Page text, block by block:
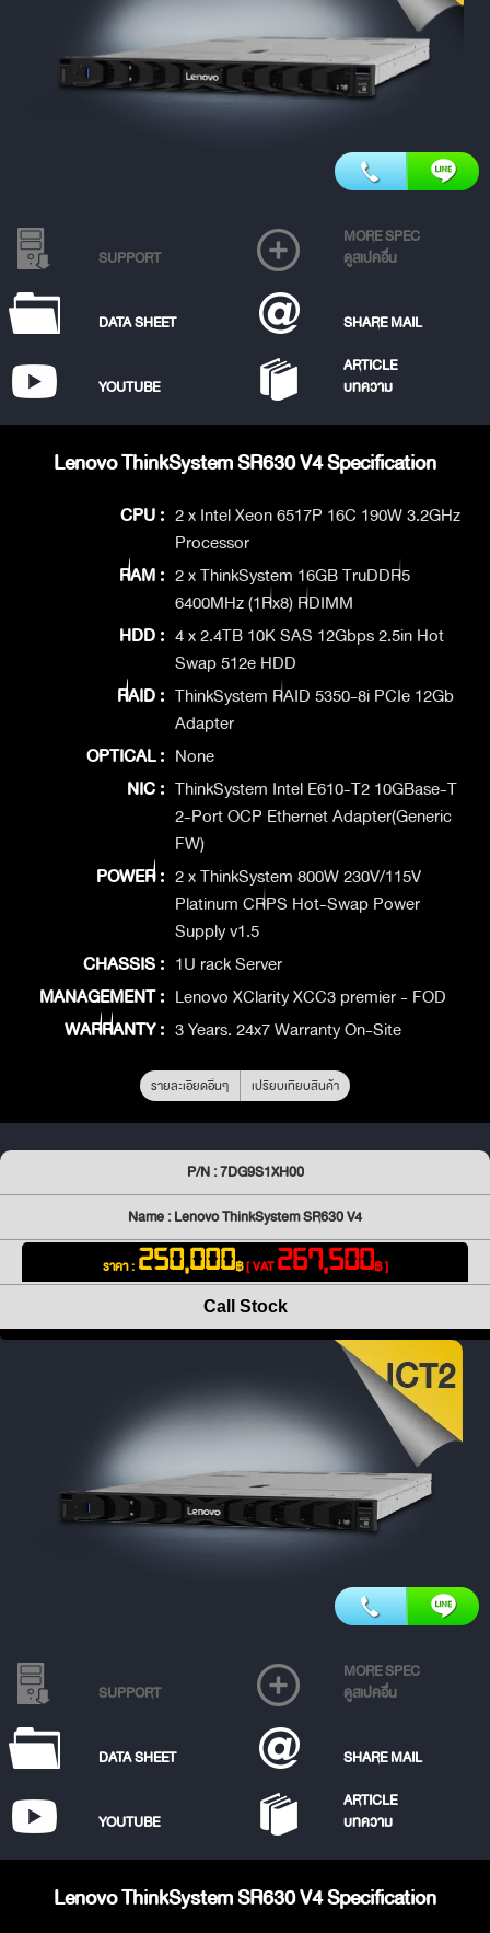
SUPPORT
MORE SPEC
ดูสเปคอื่น
DATA SHEET SHARE MAIL
YOUTUBE
ARTICLE
บทความ
Lenovo ThinkSystem SR630 V4 Specification
CPU : 2 x Intel Xeon 6517P 16C 190W 3.2GHz
Processor
RAM : 2 x ThinkSystem 16GB TruDDR5
6400MHz (1Rx8) RDIMM
HDD : 4 x 2.4TB 10K SAS 12Gbps 2.5in Hot
Swap 512e HDD
RAID : ThinkSystem RAID 5350-8i PCIe 12Gb
Adapter
OPTICAL : None
NIC : ThinkSystem Intel E610-T2 10GBase-T
2-Port OCP Ethernet Adapter(Generic
FW)
POWER : 2 x ThinkSystem 800W 230V/115V
Platinum CRPS Hot-Swap Power
Supply v1.5
CHASSIS : 1U rack Server
MANAGEMENT : Lenovo XClarity XCC3 premier - FOD
WARRANTY : 3 Years. 24x7 Warranty On-Site
รายละเอียดอื่นๆ เปรียบเทียบสินค้า
P/N : 7DG9S1XH00
Name : Lenovo ThinkSystem SR630 V4
ราคา : 250,000฿[ VAT267,500฿ ]
Call Stock
SUPPORT
MORE SPEC
ดูสเปคอื่น
DATA SHEET SHARE MAIL
YOUTUBE
ARTICLE
บทความ
Lenovo ThinkSystem SR630 V4 Specification